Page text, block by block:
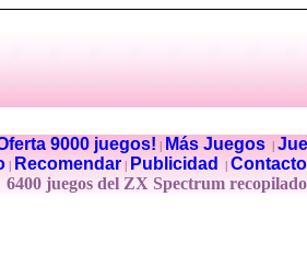
9000 juegos! Más Juegos|
Recomendar Publicidad Contacto
6400 juegos del ZX Spectrum